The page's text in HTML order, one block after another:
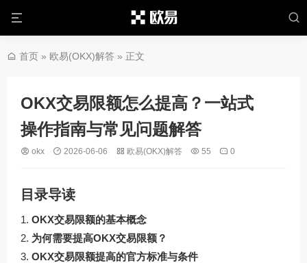
首页 » 欧易(OKX)解答 » 正文
OKX交易限额怎么提高？一站式
操作指南与常见问题解答
okx 2026-06-06 欧易(OKX)解答 55 0
目录导读
OKX交易限额的基本概念
为何需要提高OKX交易限额？
OKX交易限额提高的官方标准与条件